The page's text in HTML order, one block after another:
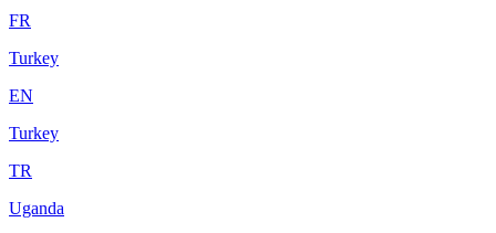
FR
Turkey
EN
Turkey
TR
Uganda